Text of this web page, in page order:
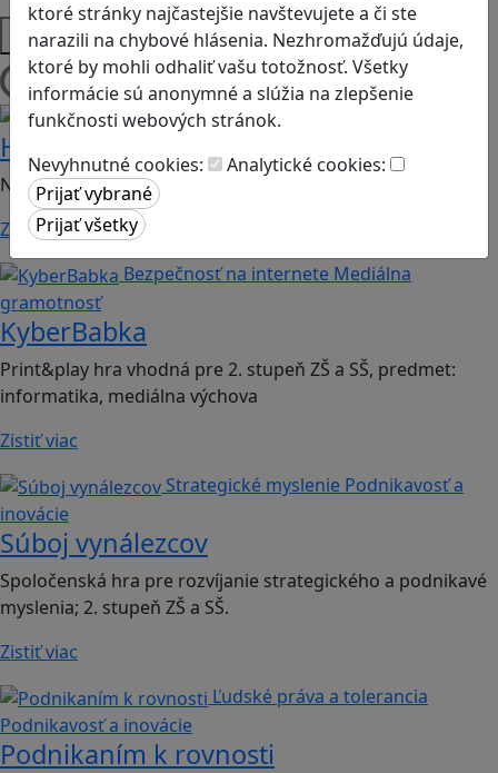
ktoré stránky najčastejšie navštevujete a či ste
narazili na chybové hlásenia. Nezhromažďujú údaje,
ktoré by mohli odhaliť vašu totožnosť. Všetky
informácie sú anonymné a slúžia na zlepšenie
funkčnosti webových stránok.
Nevyhnutné cookies:
Analytické cookies:
Platformy
Načítam hry
Bezpečnosť na internete
Hope
Nauč sa bezpečne komunikovať v digitále!
Zistiť viac
Bezpečnosť na internete Mediálna
gramotnosť
KyberBabka
Print&play hra vhodná pre 2. stupeň ZŠ a SŠ, predmet:
informatika, mediálna výchova
Zistiť viac
Strategické myslenie Podnikavosť a
inovácie
Súboj vynálezcov
Spoločenská hra pre rozvíjanie strategického a podnikavé
myslenia; 2. stupeň ZŠ a SŠ.
Zistiť viac
Ľudské práva a tolerancia
Podnikavosť a inovácie
Podnikaním k rovnosti